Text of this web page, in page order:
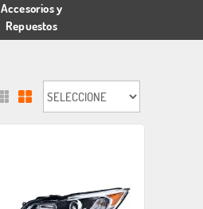
Accesorios y
Repuestos